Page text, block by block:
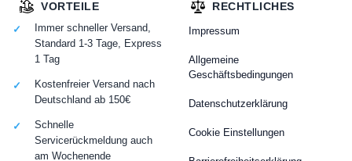
RECHTLICHES
Impressum
Allgemeine
Geschäftsbedingungen
Datenschutzerklärung
Cookie Einstellungen
VORTEILE
Immer schneller Versand,
Standard 1-3 Tage, Express
1 Tag
Kostenfreier Versand nach
Deutschland ab 150€
Schnelle
Servicerückmeldung auch
am Wochenende